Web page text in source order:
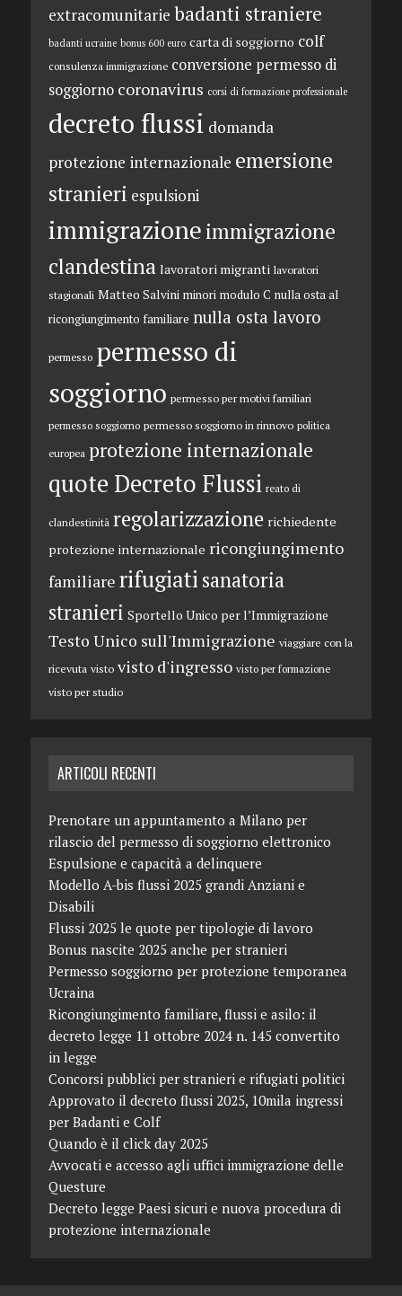
extracomunitarie badanti straniere
badanti ucraine bonus 600 euro carta di soggiorno colf
consulenza immigrazione conversione permesso di
soggiorno coronavirus corsi di formazione professionale
decreto flussi domanda
protezione internazionale emersione
stranieri espulsioni
immigrazioneimmigrazione
clandestina lavoratori migranti lavoratori
stagionali Matteo Salvini minori modulo C nulla osta al
ricongiungimento familiare nulla osta lavoro
permesso permesso di
soggiorno permesso per motivi familiari
permesso soggiorno permesso soggiorno in rinnovo politica
europea protezione internazionale
quote Decreto Flussi reato di
clandestinità regolarizzazione richiedente
protezione internazionale ricongiungimento
familiare rifugiatisanatoria
stranieri Sportello Unico per l’Immigrazione
Testo Unico sull'Immigrazione viaggiare con la
ricevuta visto visto d'ingresso visto per formazione
visto per studio
ARTICOLI RECENTI
Prenotare un appuntamento a Milano per
rilascio del permesso di soggiorno elettronico
Espulsione e capacità a delinquere
Modello A-bis flussi 2025 grandi Anziani e
Disabili
Flussi 2025 le quote per tipologie di lavoro
Bonus nascite 2025 anche per stranieri
Permesso soggiorno per protezione temporanea
Ucraina
Ricongiungimento familiare, flussi e asilo: il
decreto legge 11 ottobre 2024 n. 145 convertito
in legge
Concorsi pubblici per stranieri e rifugiati politici
Approvato il decreto flussi 2025, 10mila ingressi
per Badanti e Colf
Quando è il click day 2025
Avvocati e accesso agli uffici immigrazione delle
Questure
Decreto legge Paesi sicuri e nuova procedura di
protezione internazionale